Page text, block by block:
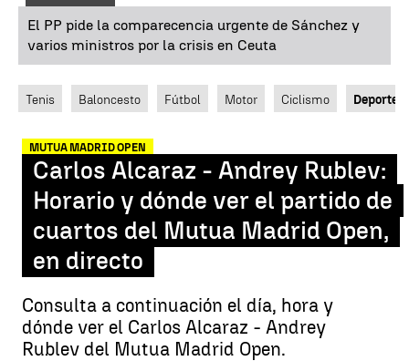
El PP pide la comparecencia urgente de Sánchez y
varios ministros por la crisis en Ceuta
Tenis Baloncesto Fútbol Motor Ciclismo Deportes
MUTUA MADRID OPEN
Carlos Alcaraz - Andrey Rublev:
Horario y dónde ver el partido de
cuartos del Mutua Madrid Open,
en directo
Consulta a continuación el día, hora y
dónde ver el Carlos Alcaraz - Andrey
Rublev del Mutua Madrid Open.